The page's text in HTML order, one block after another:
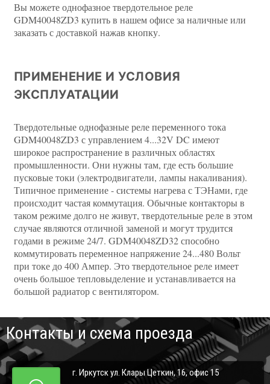
Вы можете однофазное твердотельное реле
GDM40048ZD3 купить в нашем офисе за наличные или
заказать с доставкой нажав кнопку.
ПРИМЕНЕНИЕ И УСЛОВИЯ
ЭКСПЛУАТАЦИИ
Твердотельные однофазные реле переменного тока
GDM40048ZD3 с управлением 4...32V DC имеют
широкое распространение в различных областях
промышленности. Они нужны там, где есть большие
пусковые токи (электродвигатели, лампы накаливания).
Типичное применение - системы нагрева с ТЭНами, где
происходит частая коммутация. Обычные контакторы в
таком режиме долго не живут, твердотельные реле в этом
случае являются отличной заменой и могут трудится
годами в режиме 24/7. GDM40048ZD32 способно
коммутировать переменное напряжение 24...480 Вольт
при токе до 400 Ампер. Это твердотельное реле имеет
очень большое тепловыделение и устанавливается на
большой радиатор с вентилятором.
Контакты и схема проезда
г. Иркутск ул. Клары Цеткин, 16, офис 15